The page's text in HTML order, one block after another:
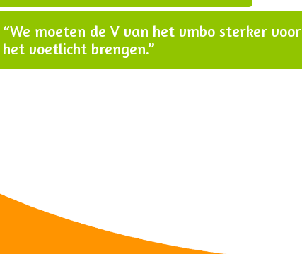
“We moeten de V van het vmbo sterker voor
het voetlicht brengen.”